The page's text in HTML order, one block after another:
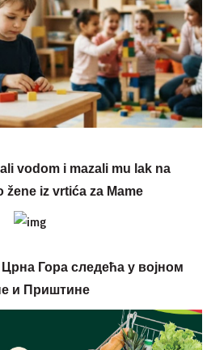
vodom i mazali mu lak na
iz vrtića za Mame
Гора следећа у војном
и Приштине